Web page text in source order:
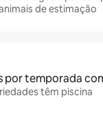
de estimação
por temporada
têm piscina